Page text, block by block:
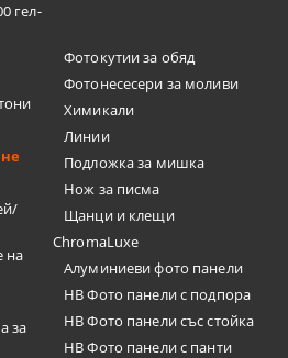
гел-
на
за
Фотокутии за обяд
Фотонесесери за моливи
Химикали
Линии
Подложка за мишка
Нож за писма
Щанци и клещи
ChromaLuxe
Алуминиеви фото панели
HB Фото панели с подпора
HB Фото панели със стойка
HB Фото панели с панти